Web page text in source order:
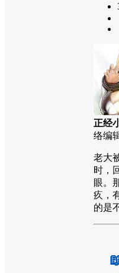
正经
络编
老大
时，
眼。
疚，
的是